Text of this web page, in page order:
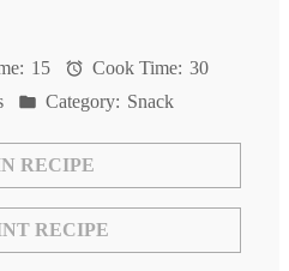
15 Cook Time: 30
Category: Snack
RECIPE
RECIPE